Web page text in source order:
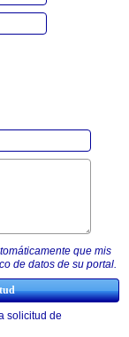
que mis
de datos de su portal.
solicitud de